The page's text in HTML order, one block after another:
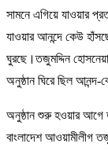
সামনে এগিয়ে যাওয়ার
যাওয়ার আনন্দে কেউ
ঘুরছে।তজুমদ্দিন
অনুষ্ঠান ঘিরে ছিল আনন্দ-
অনুষ্ঠান শুরু হওয়ার আগে
বাংলাদেশ আওয়ামীলীগ